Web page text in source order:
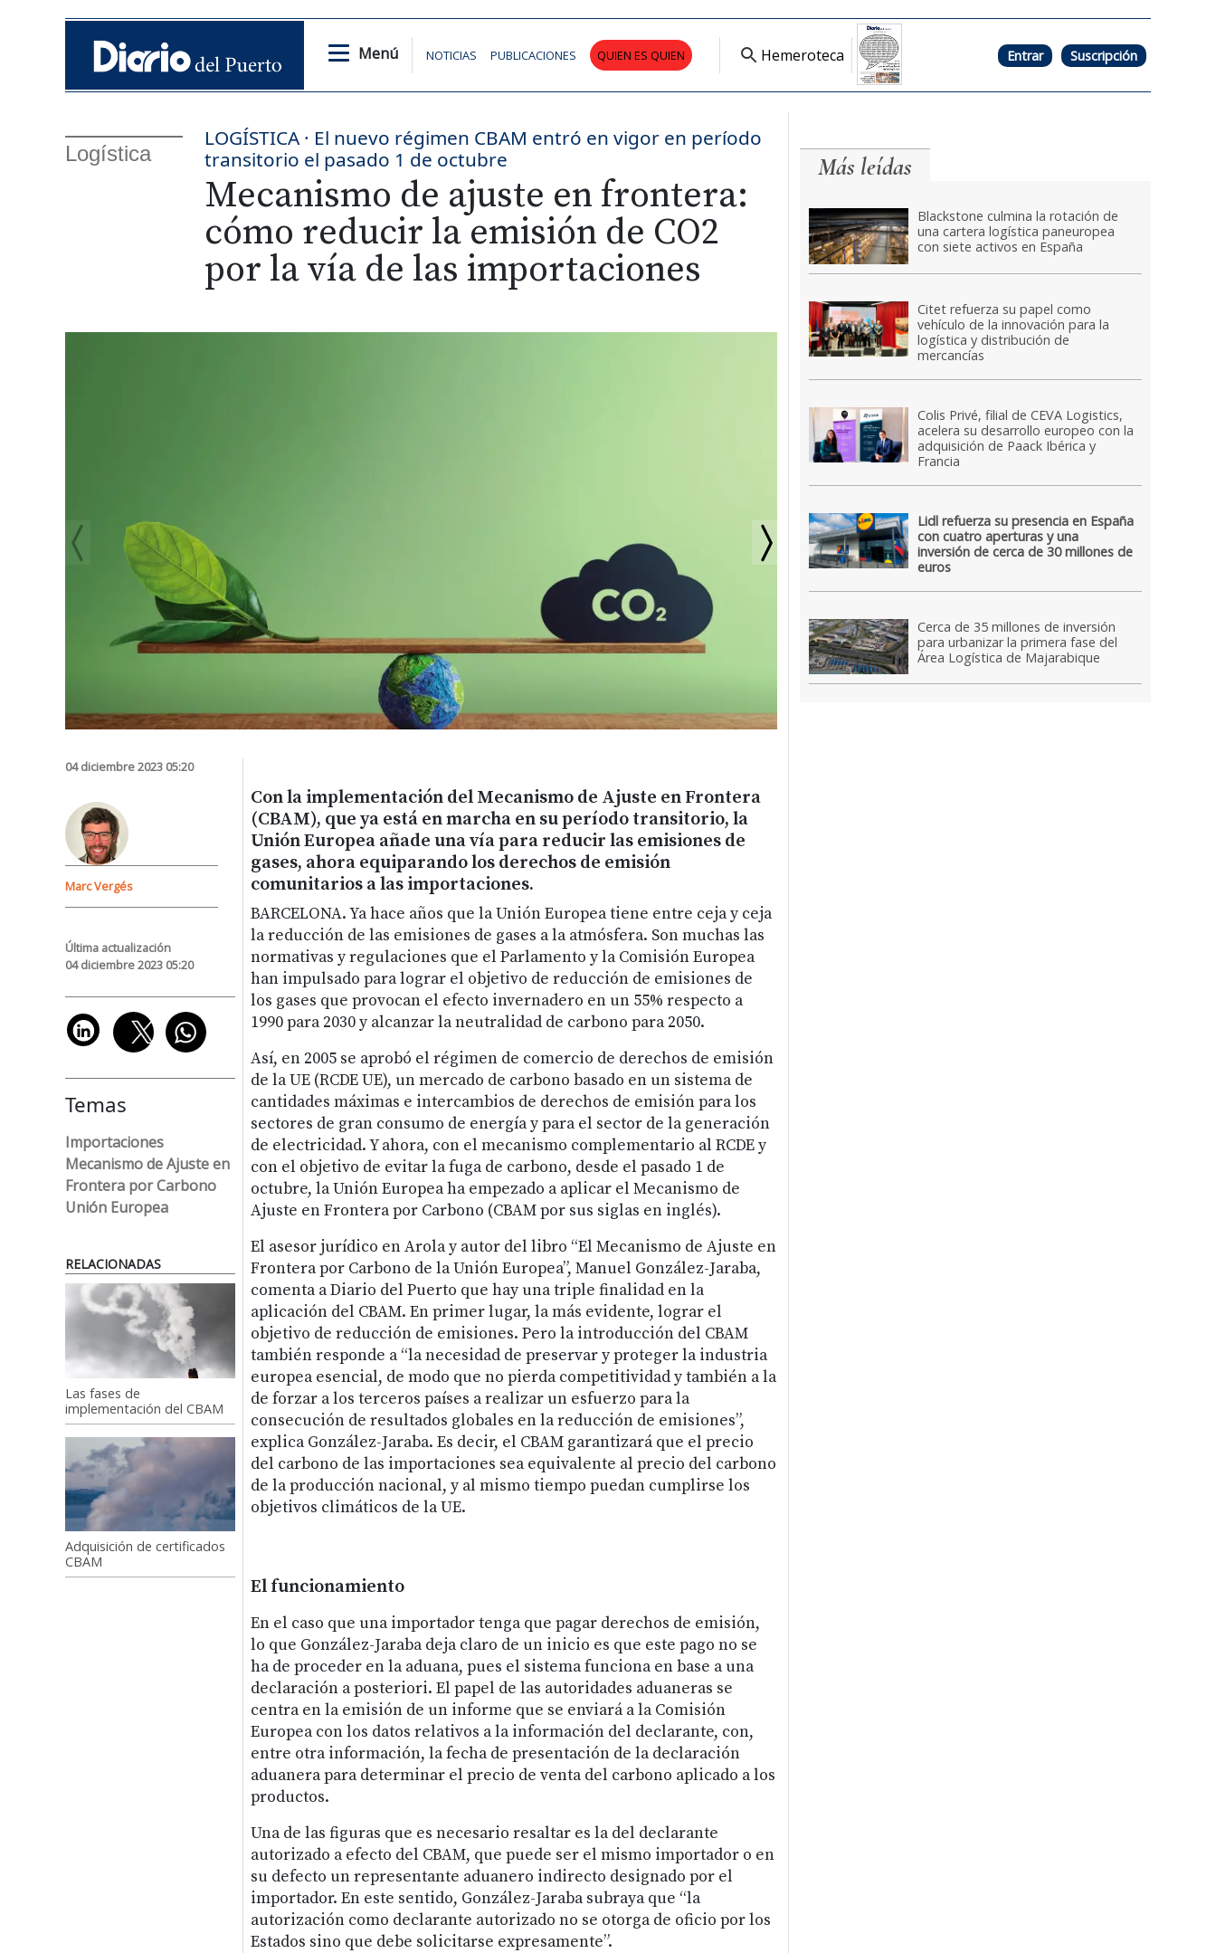
Menú NOTICIAS PUBLICACIONES QUIEN ES QUIEN Hemeroteca Entrar Suscripción
Logística
LOGÍSTICA · El nuevo régimen CBAM entró en vigor en período
transitorio el pasado 1 de octubre
Mecanismo de ajuste en frontera:
cómo reducir la emisión de CO2
por la vía de las importaciones
04 diciembre 2023 05:20
Marc Vergés
Última actualización
04 diciembre 2023 05:20
Temas
Importaciones
Mecanismo de Ajuste en
Frontera por Carbono
Unión Europea
RELACIONADAS
Las fases de
implementación del CBAM
Adquisición de certificados
CBAM
Con la implementación del Mecanismo de Ajuste en Frontera
(CBAM), que ya está en marcha en su período transitorio, la
Unión Europea añade una vía para reducir las emisiones de
gases, ahora equiparando los derechos de emisión
comunitarios a las importaciones.
BARCELONA.Ya hace años que la Unión Europea tiene entre ceja y ceja
la reducción de las emisiones de gases a la atmósfera. Son muchas las
normativas y regulaciones que el Parlamento y la Comisión Europea
han impulsado para lograr el objetivo de reducción de emisiones de
los gases que provocan el efecto invernadero en un 55% respecto a
1990 para 2030 y alcanzar la neutralidad de carbono para 2050.
Así, en 2005 se aprobó el régimen de comercio de derechos de emisión
de la UE (RCDE UE), un mercado de carbono basado en un sistema de
cantidades máximas e intercambios de derechos de emisión para los
sectores de gran consumo de energía y para el sector de la generación
de electricidad. Y ahora, con el mecanismo complementario al RCDE y
con el objetivo de evitar la fuga de carbono, desde el pasado 1 de
octubre, la Unión Europea ha empezado a aplicar el Mecanismo de
Ajuste en Frontera por Carbono (CBAM por sus siglas en inglés).
El asesor jurídico en Arola y autor del libro “El Mecanismo de Ajuste en
Frontera por Carbono de la Unión Europea”, Manuel González-Jaraba,
comenta a Diario del Puerto que hay una triple finalidad en la
aplicación del CBAM. En primer lugar, la más evidente, lograr el
objetivo de reducción de emisiones. Pero la introducción del CBAM
también responde a “la necesidad de preservar y proteger la industria
europea esencial, de modo que no pierda competitividad y también a la
de forzar a los terceros países a realizar un esfuerzo para la
consecución de resultados globales en la reducción de emisiones”,
explica González-Jaraba. Es decir, el CBAM garantizará que el precio
del carbono de las importaciones sea equivalente al precio del carbono
de la producción nacional, y al mismo tiempo puedan cumplirse los
objetivos climáticos de la UE.
El funcionamiento
En el caso que una importador tenga que pagar derechos de emisión,
lo que González-Jaraba deja claro de un inicio es que este pago no se
ha de proceder en la aduana, pues el sistema funciona en base a una
declaración a posteriori. El papel de las autoridades aduaneras se
centra en la emisión de un informe que se enviará a la Comisión
Europea con los datos relativos a la información del declarante, con,
entre otra información, la fecha de presentación de la declaración
aduanera para determinar el precio de venta del carbono aplicado a los
productos.
Una de las figuras que es necesario resaltar es la del declarante
autorizado a efecto del CBAM, que puede ser el mismo importador o en
su defecto un representante aduanero indirecto designado por el
importador. En este sentido, González-Jaraba subraya que “la
autorización como declarante autorizado no se otorga de oficio por los
Estados sino que debe solicitarse expresamente”.
Más leídas
Blackstone culmina la rotación de
una cartera logística paneuropea
con siete activos en España
Citet refuerza su papel como
vehículo de la innovación para la
logística y distribución de
mercancías
Colis Privé, filial de CEVA Logistics,
acelera su desarrollo europeo con la
adquisición de Paack Ibérica y
Francia
Lidl refuerza su presencia en España
con cuatro aperturas y una
inversión de cerca de 30 millones de
euros
Cerca de 35 millones de inversión
para urbanizar la primera fase del
Área Logística de Majarabique